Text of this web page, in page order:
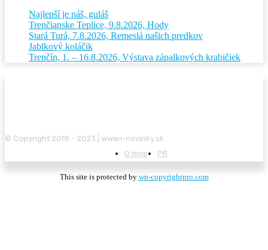
Najlepší je náš, guláš
Trenčianske Teplice, 9.8.2026, Hody
Stará Turá, 7.8.2026, Remeslá našich predkov
Jablkový koláčik
Trenčín, 1. – 16.8.2026, Výstava zápalkových krabičiek
© Copyright 2018 - 2023 | www.i-novinky.sk
O mne
PR
This site is protected by wp-copyrightpro.com